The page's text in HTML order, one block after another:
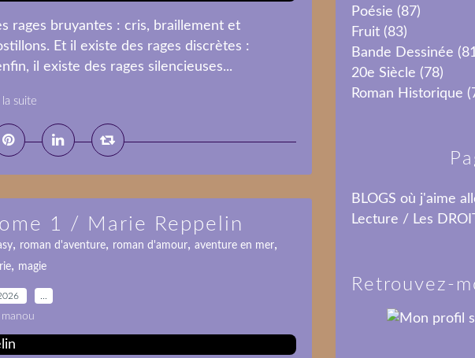
rages bruyantes : cris, braillement et
Et il existe des rages discrètes :
il existe des rages silencieuses...
la suite
1 / Marie Reppelin
, roman d'aventure, roman d'amour, aventure en mer,
, magie
manou
Poésie (87)
Fruit (83)
Bande Dessinée
20e Siècle (78)
Roman Historique
BLOGS où j'aime
Lecture / Les
Retrouvez-